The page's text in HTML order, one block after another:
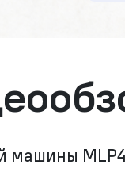
машины